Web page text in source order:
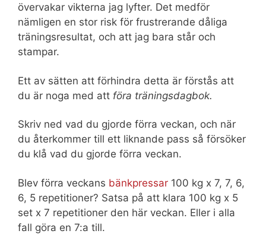
övervakar vikterna jag lyfter. Det medför
nämligen en stor risk för frustrerande dåliga
träningsresultat, och att jag bara står och
stampar.
Ett av sätten att förhindra detta är förstås att
du är noga med att föra träningsdagbok.
Skriv ned vad du gjorde förra veckan, och när
du återkommer till ett liknande pass så försöker
du klå vad du gjorde förra veckan.
Blev förra veckans bänkpressar 100 kg x 7, 7, 6,
6, 5 repetitioner? Satsa på att klara 100 kg x 5
set x 7 repetitioner den här veckan. Eller i alla
fall göra en 7:a till.